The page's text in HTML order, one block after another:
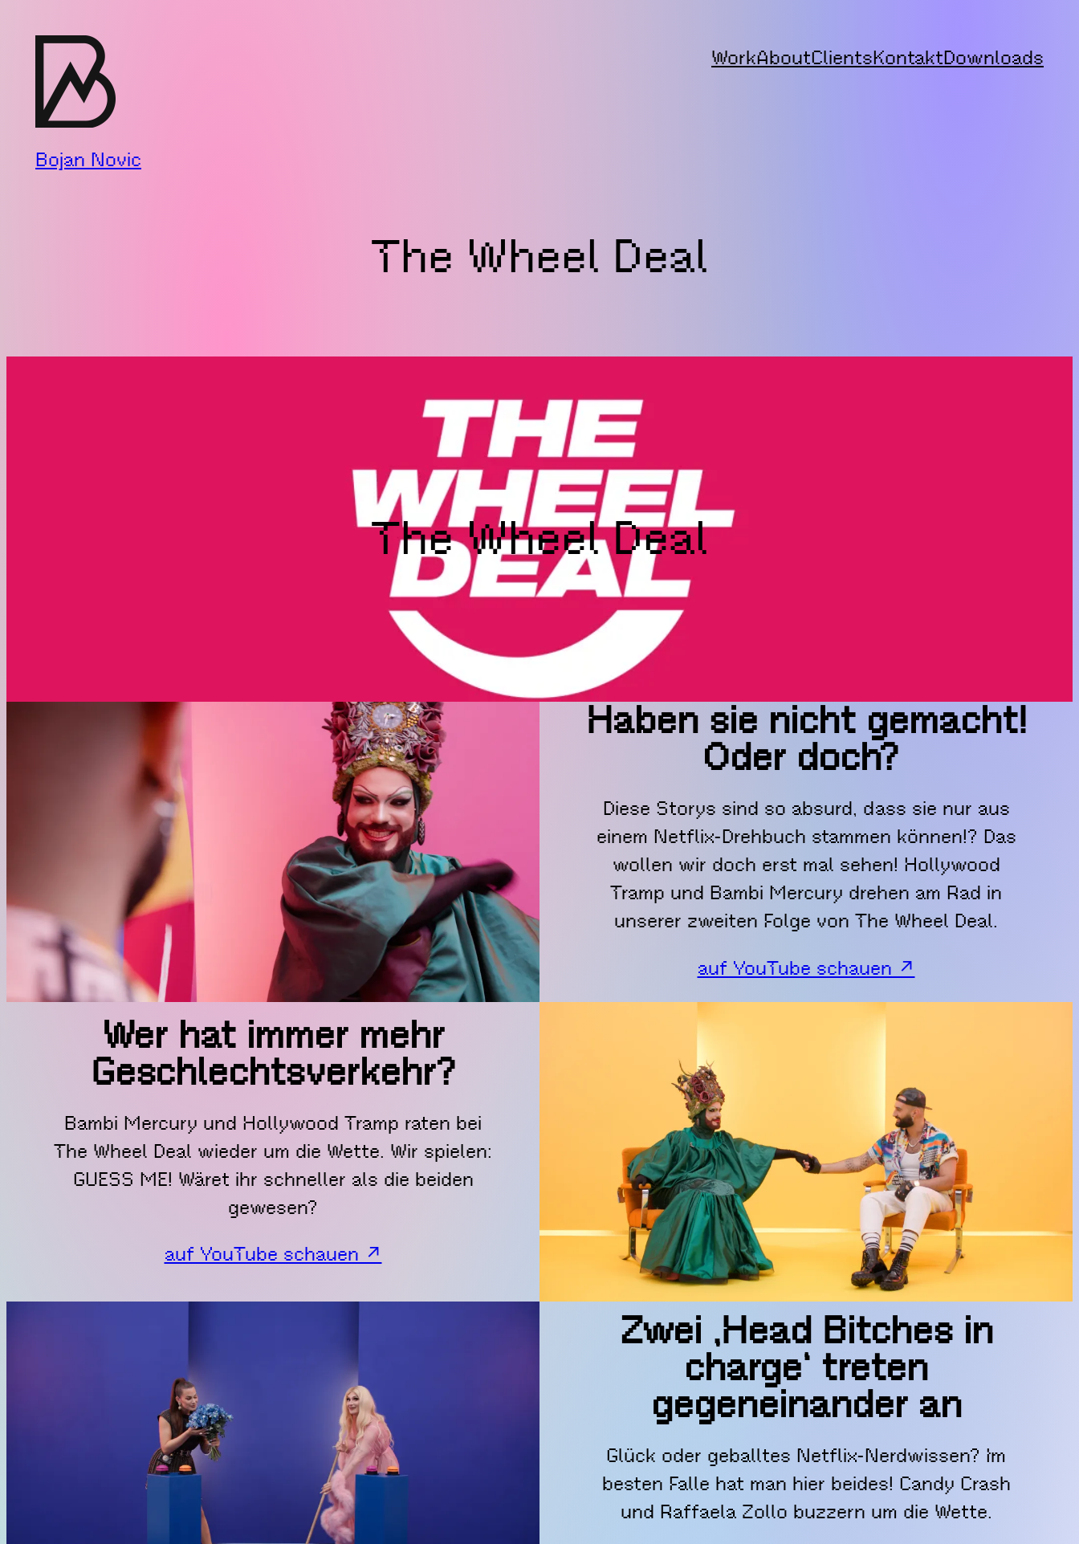
Inhalt
springen
Bojan Novic
WorkAboutClientsKontaktDownloads
The Wheel Deal
The Wheel Deal
Haben sie nicht gemacht!
Oder doch?
Diese Storys sind so absurd, dass sie nur aus
einem Netflix-Drehbuch stammen können!? Das
wollen wir doch erst mal sehen! Hollywood
Tramp und Bambi Mercury drehen am Rad in
unserer zweiten Folge von The Wheel Deal.
auf YouTube schauen ↗
Wer hat immer mehr
Geschlechtsverkehr?
Bambi Mercury und Hollywood Tramp raten bei
The Wheel Deal wieder um die Wette. Wir spielen:
GUESS ME! Wäret ihr schneller als die beiden
gewesen?
auf YouTube schauen ↗
Zwei ‚Head Bitches in
charge‘ treten
gegeneinander an
Glück oder geballtes Netflix-Nerdwissen? Im
besten Falle hat man hier beides! Candy Crash
und Raffaela Zollo buzzern um die Wette.